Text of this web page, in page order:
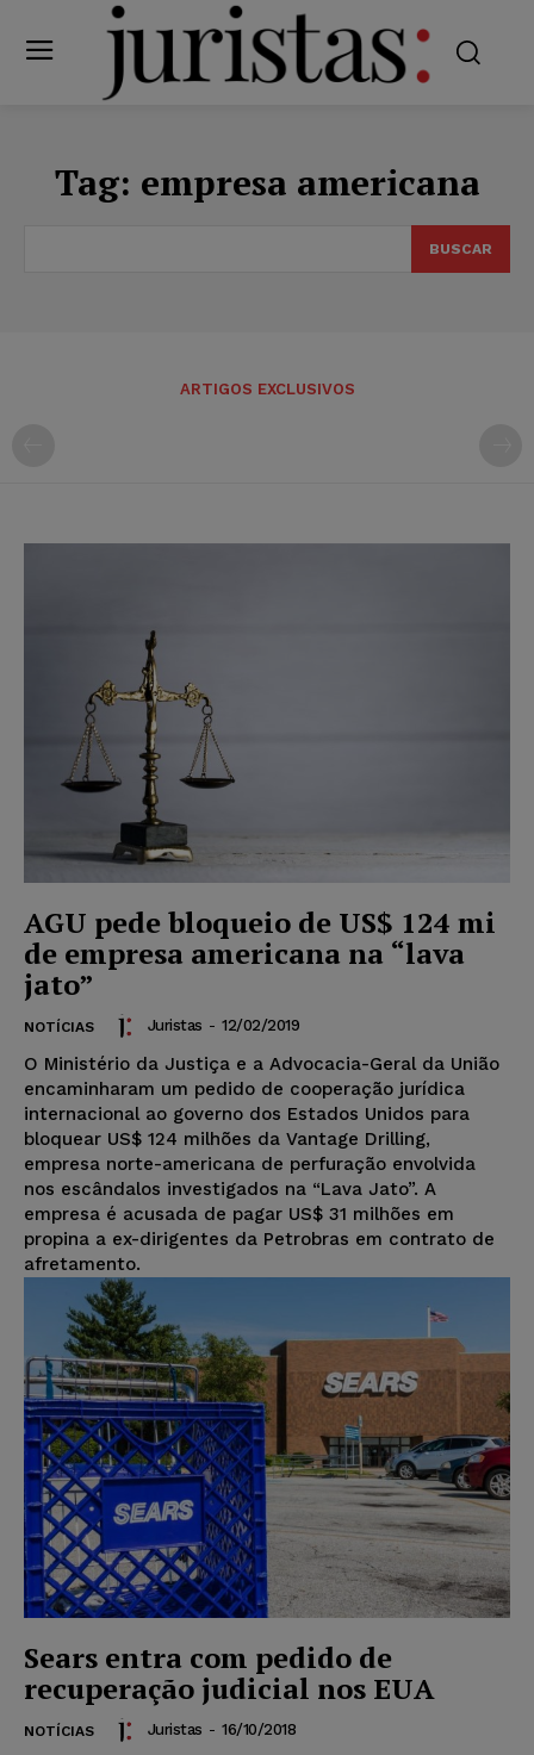
Tag: empresa americana
BUSCAR
ARTIGOS EXCLUSIVOS
AGU pede bloqueio de US$ 124 mi
de empresa americana na “lava
jato”
NOTÍCIAS Juristas - 12/02/2019
O Ministério da Justiça e a Advocacia-Geral da União
encaminharam um pedido de cooperação jurídica
internacional ao governo dos Estados Unidos para
bloquear US$ 124 milhões da Vantage Drilling,
empresa norte-americana de perfuração envolvida
nos escândalos investigados na “Lava Jato”. A
empresa é acusada de pagar US$ 31 milhões em
propina a ex-dirigentes da Petrobras em contrato de
afretamento.
Sears entra com pedido de
recuperação judicial nos EUA
NOTÍCIAS Juristas - 16/10/2018